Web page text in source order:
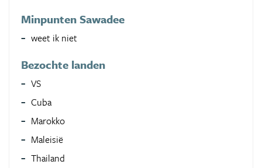
Minpunten Sawadee
weet ik niet
Bezochte landen
VS
Cuba
Marokko
Maleisië
Thailand